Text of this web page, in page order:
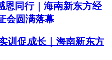
恩同行｜海南新东方经
会圆满落幕
训促成长｜海南新东方